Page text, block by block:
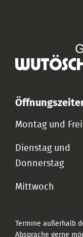
Montag und
Dienstag und
Donnerstag
Mittwoch
Termine außerhalb
Absprache gerne